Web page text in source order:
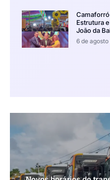
Estrutura
João da
6 de